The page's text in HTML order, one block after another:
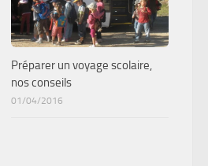
Préparer un voyage scolaire,
nos conseils
01/04/2016